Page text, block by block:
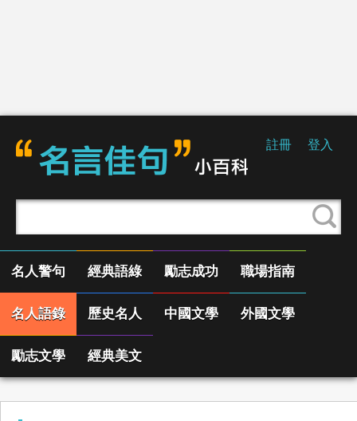
註冊 登入
名人警句 經典語綠 勵志成功 職場指南
名人語錄 歷史名人 中國文學 外國文學
勵志文學 經典美文